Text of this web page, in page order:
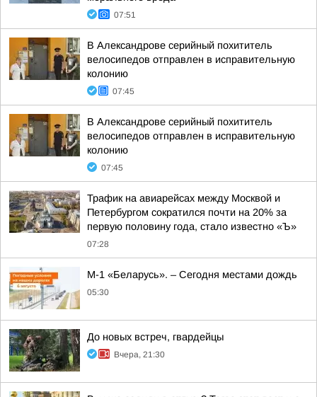
07:51
В Александрове серийный похититель
велосипедов отправлен в исправительную
колонию
07:45
В Александрове серийный похититель
велосипедов отправлен в исправительную
колонию
07:45
Трафик на авиарейсах между Москвой и
Петербургом сократился почти на 20% за
первую половину года, стало известно «Ъ»
07:28
М-1 «Беларусь». – Сегодня местами дождь
05:30
До новых встреч, гвардейцы
Вчера, 21:30